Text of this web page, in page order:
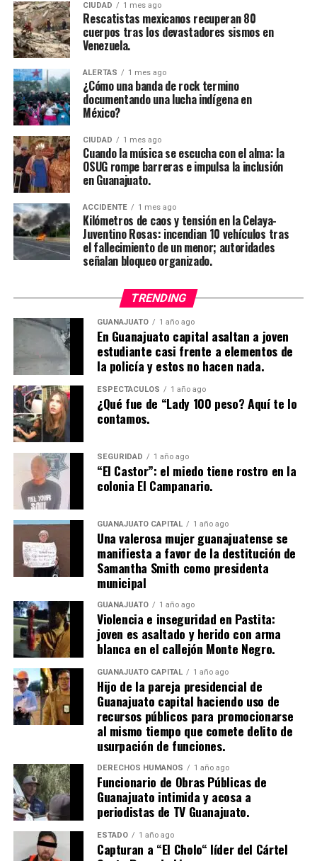
CIUDAD 1 mes ago
Rescatistas mexicanos recuperan 80
cuerpos tras los devastadores sismos en
Venezuela.
ALERTAS 1 mes ago
¿Cómo una banda de rock termino
documentando una lucha indígena en
México?
CIUDAD 1 mes ago
Cuando la música se escucha con el alma: la
OSUG rompe barreras e impulsa la inclusión
en Guanajuato.
ACCIDENTE 1 mes ago
Kilómetros de caos y tensión en la Celaya-
Juventino Rosas: incendian 10 vehículos tras
el fallecimiento de un menor; autoridades
señalan bloqueo organizado.
TRENDING
GUANAJUATO 1 año ago
En Guanajuato capital asaltan a joven
estudiante casi frente a elementos de
la policía y estos no hacen nada.
ESPECTÁCULOS 1 año ago
¿Qué fue de “Lady 100 peso? Aquí te lo
contamos.
SEGURIDAD 1 año ago
“El Castor”: el miedo tiene rostro en la
colonia El Campanario.
GUANAJUATO CAPITAL 1 año ago
Una valerosa mujer guanajuatense se
manifiesta a favor de la destitución de
Samantha Smith como presidenta
municipal
GUANAJUATO 1 año ago
Violencia e inseguridad en Pastita:
joven es asaltado y herido con arma
blanca en el callejón Monte Negro.
GUANAJUATO CAPITAL 1 año ago
Hijo de la pareja presidencial de
Guanajuato capital haciendo uso de
recursos públicos para promocionarse
al mismo tiempo que comete delito de
usurpación de funciones.
DERECHOS HUMANOS 1 año ago
Funcionario de Obras Públicas de
Guanajuato intimida y acosa a
periodistas de TV Guanajuato.
ESTADO 1 año ago
Capturan a “El Cholo“ líder del Cártel